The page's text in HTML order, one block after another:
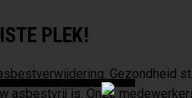
PLEK!
Gezondheid
asbestvrij is. Onze